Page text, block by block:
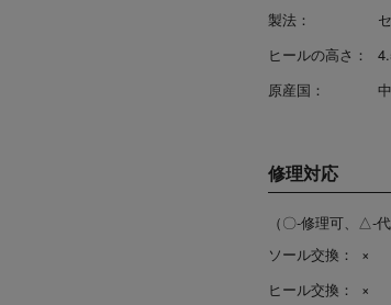
製法：
ヒールの高さ：
原産国：
修理対応
（〇-修理可、△-
ソール交換：
×
ヒール交換：
×